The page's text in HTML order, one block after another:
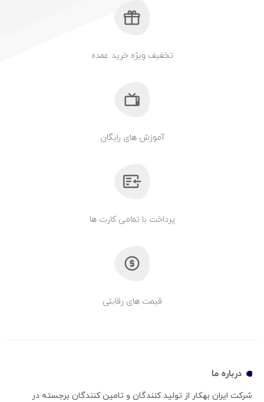
تخفیف ویژه خرید عمده
آموزش های رایگان
پرداخت با تمامی کارت ها
قیمت های رقابتی
درباره ما
شرکت ایران بهکار از تولید کنندگان و تامین کنندگان برجسته در